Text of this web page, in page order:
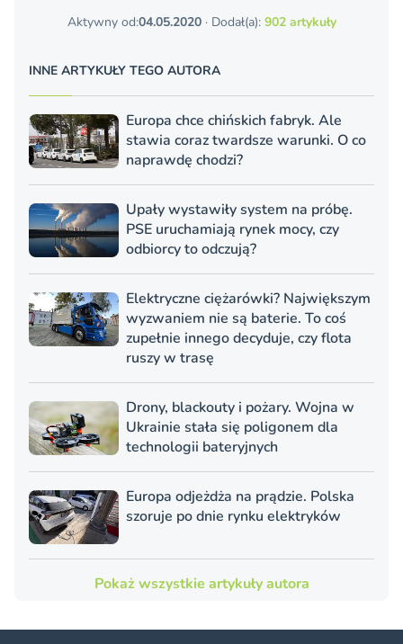
Aktywny od:04.05.2020· Dodał(a): 902 artykuły
INNE ARTYKUŁY TEGO AUTORA
Europa chce chińskich fabryk. Ale
stawia coraz twardsze warunki. O co
naprawdę chodzi?
Upały wystawiły system na próbę.
PSE uruchamiają rynek mocy, czy
odbiorcy to odczują?
Elektryczne ciężarówki? Największym
wyzwaniem nie są baterie. To coś
zupełnie innego decyduje, czy flota
ruszy w trasę
Drony, blackouty i pożary. Wojna w
Ukrainie stała się poligonem dla
technologii bateryjnych
Europa odjeżdża na prądzie. Polska
szoruje po dnie rynku elektryków
Pokaż wszystkie artykuły autora